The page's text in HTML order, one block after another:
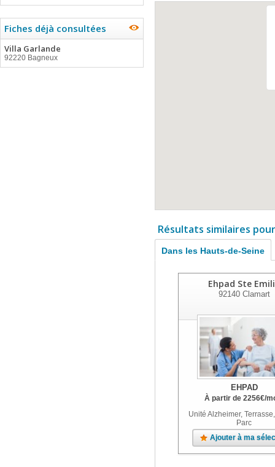
Fiches déjà consultées
Villa Garlande
92220 Bagneux
Résultats similaires
Dans les Hauts-de-Seine
Ehpad Ste
92140Clamart
EHPAD
À partir de 2256€/
Unité Alzheimer,
Parc
Ajouter à ma